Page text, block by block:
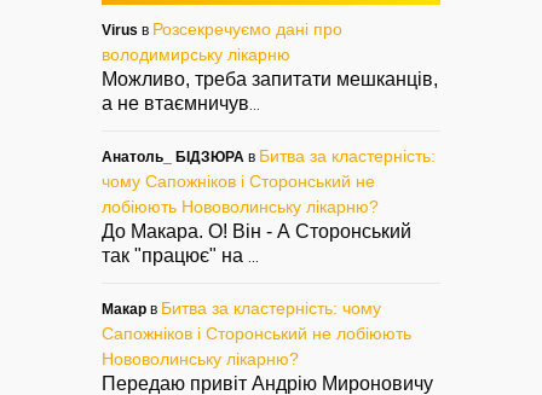
Virus в Розсекречуємо дані про
володимирську лікарню
Можливо, треба запитати мешканців,
а не втаємничув
Анатоль_ БІДЗЮРА в Битва за кластерність:
чому Сапожніков і Сторонський не
лобіюють Нововолинську лікарню?
До Макара. О! Він - А Сторонський
так "працює" на
Макар в Битва за кластерність: чому
Сапожніков і Сторонський не лобіюють
Нововолинську лікарню?
Передаю привіт Андрію Мироновичу